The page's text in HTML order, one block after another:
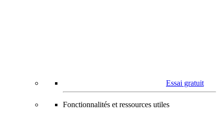
Essai gratuit
Fonctionnalités et ressources utiles